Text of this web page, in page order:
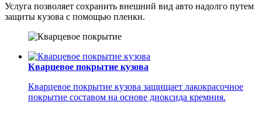
Услуга позволяет сохранить внешний вид авто надолго путем
защиты кузова с помощью пленки.
Кварцевое покрытие кузова
Кварцевое покрытие кузова защищает лакокрасочное
покрытие составом на основе диоксида кремния.